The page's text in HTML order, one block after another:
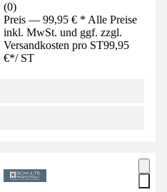
(0)
Preis — 99,95 € * Alle Preise
inkl. MwSt. und ggf. zzgl.
Versandkosten pro ST99,95
€*/ ST